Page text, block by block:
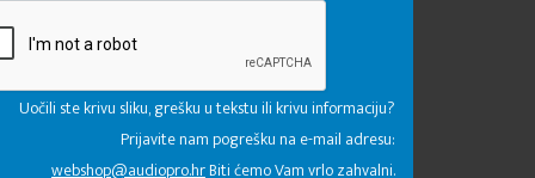
Uočili ste krivu sliku, grešku u tekstu ili krivu informaciju?
Prijavite nam pogrešku na e-mail adresu:
webshop@audiopro.hrBiti ćemo Vam vrlo zahvalni.